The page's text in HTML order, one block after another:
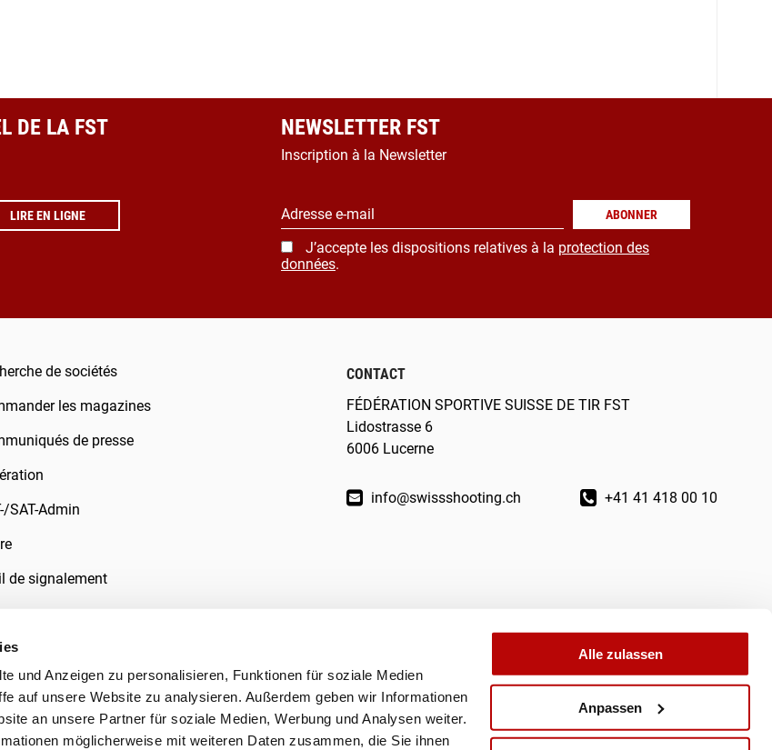
und Anzeigen zu personalisieren, Funktionen für soziale Medien
auf unsere Website zu analysieren. Außerdem geben wir Informationen
an unsere Partner für soziale Medien, Werbung und Analysen weiter.
möglicherweise mit weiteren Daten zusammen, die Sie ihnen
Alle zulassen
Anpassen
DE LA FST
LIRE EN LIGNE
NEWSLETTER FST
Inscription à la Newsletter
Adresse e-mail ABONNER
J’accepte les dispositions relatives à la protection des
données.
de sociétés
les magazines
de presse
SAT-Admin
de signalement
CONTACT
FÉDÉRATION SPORTIVE SUISSE DE TIR FST
Lidostrasse 6
6006 Lucerne
info@swissshooting.ch +41 41 418 00 10